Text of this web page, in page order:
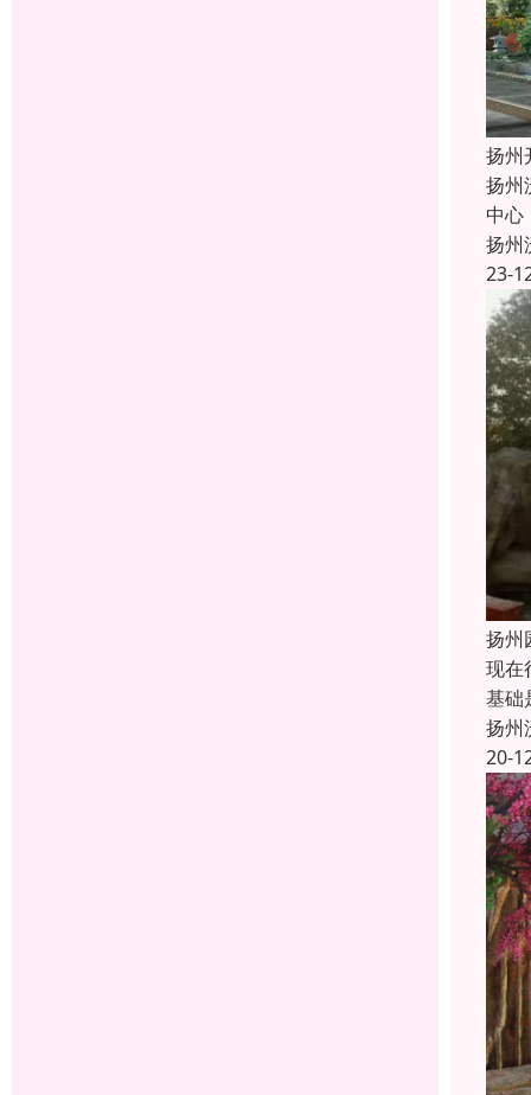
扬州
扬州
中心
扬州
23-
扬州
现在
基础
扬州
20-